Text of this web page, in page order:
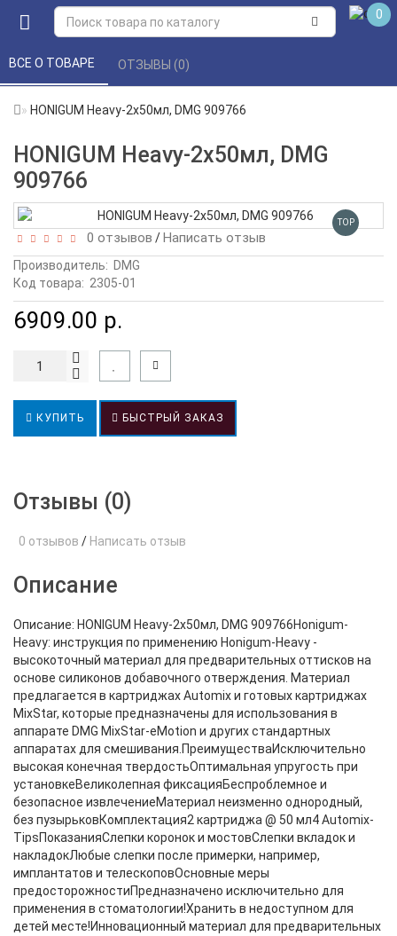
0
HONIGUM Heavy-2х50мл, DMG 909766
HONIGUM Heavy-2х50мл, DMG
909766
ВСЕ О ТОВАРЕ ОТЗЫВЫ (0)
TOP
0 отзывов /Написать отзыв
Производитель: DMG
Код товара: 2305-01
6909.00 р.
КУПИТЬ БЫСТРЫЙ ЗАКАЗ
Отзывы (0)
0 отзывов / Написать отзыв
Описание
Описание: HONIGUM Heavy-2х50мл, DMG 909766Honigum-
Heavy: инструкция по применению Honigum-Heavy -
высокоточный материал для предварительных оттисков на
основе силиконов добавочного отверждения. Материал
предлагается в картриджах Automix и готовых картриджах
MixStar, которые предназначены для использования в
аппарате DMG MixStar-eMotion и других стандартных
аппаратах для смешивания.ПреимуществаИсключительно
высокая конечная твердостьОптимальная упругость при
установкеВеликолепная фиксацияБеспроблемное и
безопасное извлечениеМатериал неизменно однородный,
без пузырьковКомплектация2 картриджа @ 50 мл4 Automix-
TipsПоказанияСлепки коронок и мостовСлепки вкладок и
накладокЛюбые слепки после примерки, например,
имплантатов и телескоповОсновные меры
предосторожностиПредназначено исключительно для
применения в стоматологии!Хранить в недоступном для
детей месте!Инновационный материал для предварительных